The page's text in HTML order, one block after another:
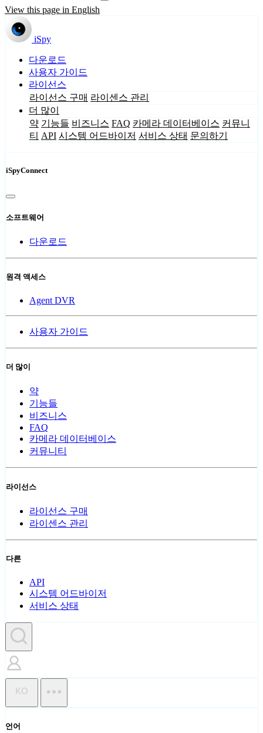
View this page in English
iSpy
다운로드
사용자 가이드
라이선스
라이선스 구매 라이센스 관리
더 많이
약 기능들 비즈니스 FAQ 카메라 데이터베이스 커뮤니
티 API 시스템 어드바이저 서비스 상태 문의하기
iSpyConnect
소프트웨어
다운로드
원격 액세스
Agent DVR
사용자 가이드
더 많이
약
기능들
비즈니스
FAQ
카메라 데이터베이스
커뮤니티
라이선스
라이선스 구매
라이센스 관리
다른
API
시스템 어드바이저
서비스 상태
KO
언어